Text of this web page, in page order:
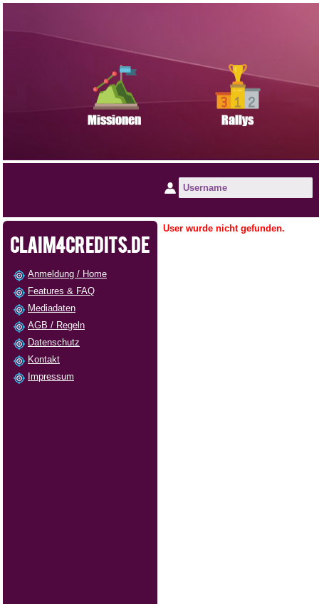
CLAIM4CREDITS.DE
Anmeldung / Home
Features & FAQ
Mediadaten
AGB / Regeln
Datenschutz
Kontakt
Impressum
User wurde nicht gefunden.